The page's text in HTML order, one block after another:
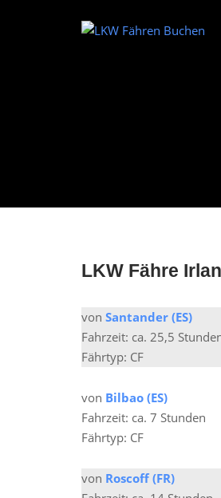
Home
LKW Fähre
von Santander (ES)
Fahrzeit: ca. 25,5
Fährtyp: CF
von Bilbao (ES)
Fahrzeit: ca. 7 Stunden
Fährtyp: CF
von Roscoff (FR)